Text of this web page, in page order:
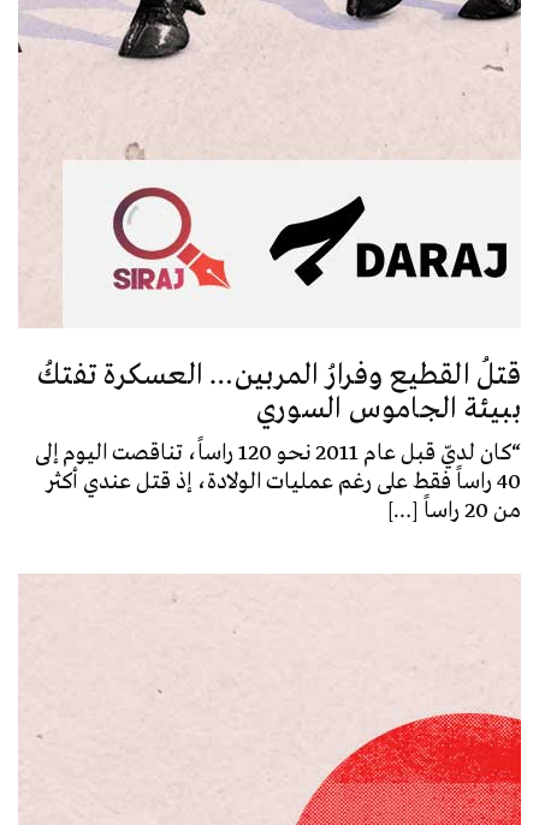
قتلُ القطيع وفرارُ المربين… العسكرة تفتكُ
ببيئة الجاموس السوري
“كان لديّ قبل عام 2011 نحو 120 راساً، تناقصت اليوم إلى
40 راساً فقط على رغم عمليات الولادة، إذ قتل عندي أكثر
من 20 راساً […]